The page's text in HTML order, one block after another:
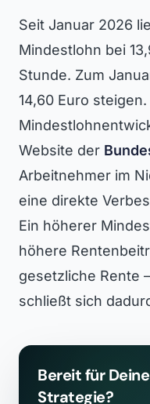
Seit Januar 2026
Mindestlohn bei
Stunde. Zum
14,60 Euro
Website der
Arbeitnehmer im
eine direkte
Ein höherer
höhere
gesetzliche Rente
schließt sich
Bereit für
Strategie?